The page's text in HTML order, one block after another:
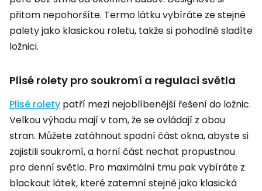
přitom nepohoršíte. Termo látku vybíráte ze stejné
palety jako klasickou roletu, takže si pohodlně sladíte
ložnici.
Plisé rolety pro soukromí a regulaci světla
Plisé rolety patří mezi nejoblíbenější řešení do ložnic.
Velkou výhodu mají v tom, že se ovládají z obou
stran. Můžete zatáhnout spodní část okna, abyste si
zajistili soukromí, a horní část nechat propustnou
pro denní světlo. Pro maximální tmu pak vybíráte z
blackout látek, které zatemní stejně jako klasická